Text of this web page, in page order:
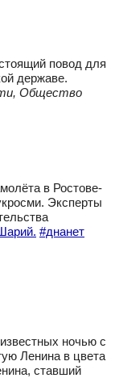
повод для
державе.
Общество
в Ростове-
Эксперты
#днанет
ночью с
Ленина в цвета
ставший